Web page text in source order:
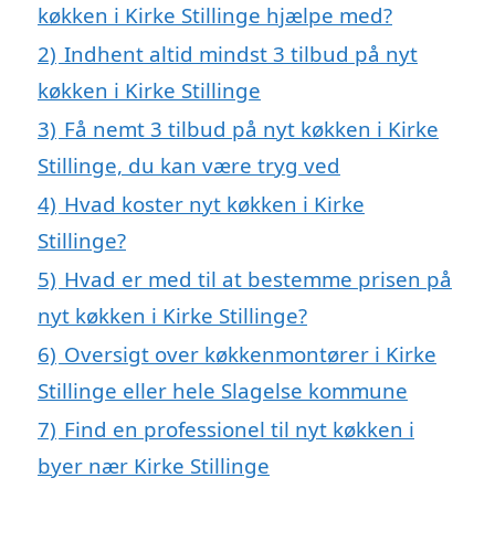
køkken i Kirke Stillinge hjælpe med?
2) Indhent altid mindst 3 tilbud på nyt
køkken i Kirke Stillinge
3) Få nemt 3 tilbud på nyt køkken i Kirke
Stillinge, du kan være tryg ved
4) Hvad koster nyt køkken i Kirke
Stillinge?
5) Hvad er med til at bestemme prisen på
nyt køkken i Kirke Stillinge?
6) Oversigt over køkkenmontører i Kirke
Stillinge eller hele Slagelse kommune
7) Find en professionel til nyt køkken i
byer nær Kirke Stillinge